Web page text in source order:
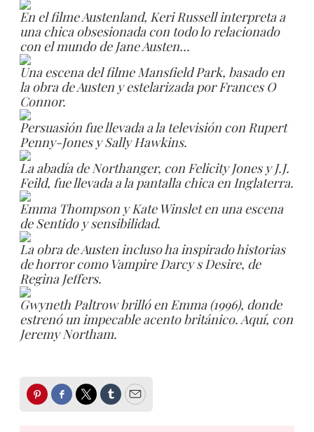
En el filme Austenland, Keri Russell interpreta a
una chica obsesionada con todo lo relacionado
con el mundo de Jane Austen...
Una escena del filme Mansfield Park, basado en
la obra de Austen y estelarizada por Frances O
Connor.
Persuasión fue llevada a la televisión con Rupert
Penny-Jones y Sally Hawkins.
La abadía de Northanger, con Felicity Jones y J.J.
Feild, fue llevada a la pantalla chica en Inglaterra.
Emma Thompson y Kate Winslet en una escena
de Sentido y sensibilidad.
La obra de Austen incluso ha inspirado historias
de horror como Vampire Darcy s Desire, de
Regina Jeffers.
Gwyneth Paltrow brilló en Emma (1996), donde
estrenó un impecable acento británico. Aquí, con
Jeremy Northam.
Pinterest
Facebook
TwitterTumblrEmail